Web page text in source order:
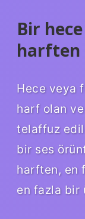
Bir
harften
Hece veya
harf olan
telaffuz
bir ses
harften, en
en fazla bir